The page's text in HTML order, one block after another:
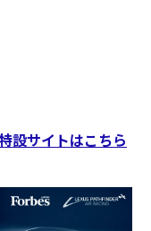
設サイトはこちら